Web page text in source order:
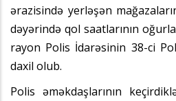
ərazisində yerləşən
dəyərində qol saatlarının
rayon Polis İdarəsinin 38-ci
daxil olub.
Polis əməkdaşlarının